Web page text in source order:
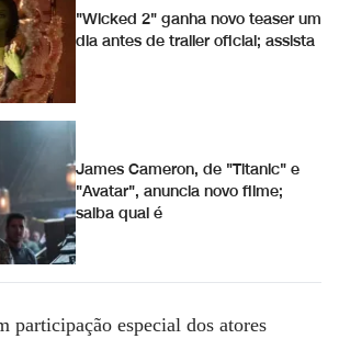
"Wicked 2" ganha novo teaser um
dia antes de trailer oficial; assista
James Cameron, de "Titanic" e
"Avatar", anuncia novo filme;
saiba qual é
participação especial dos atores